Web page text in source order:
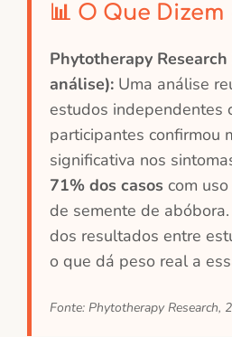
📊 O Que
Phytotherapy
análise): Uma análise
estudos independentes
participantes confirmou
significativa nos
71% dos casos com
de semente de
dos resultados entre
o que dá peso real a
Fonte: Phytotherapy Research,